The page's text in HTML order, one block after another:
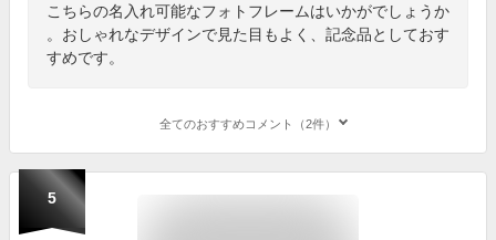
こちらの名入れ可能なフォトフレームはいかがでしょうか
。おしゃれなデザインで見た目もよく、記念品としておす
すめです。
全てのおすすめコメント（2件）
5